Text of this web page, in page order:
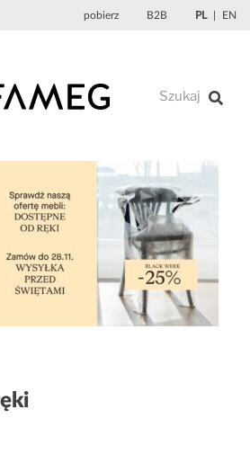
pobierz B2B PL EN